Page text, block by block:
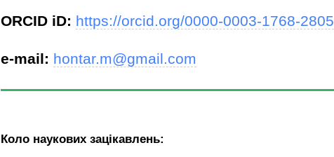
ORCID iD: https://orcid.org/0000-0003-1768-2805
e-mail: hontar.m@gmail.com
Коло наукових зацікавлень: